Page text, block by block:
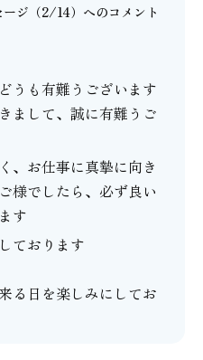
ジ（2/14） へのコメント
うも有難うございます
まして、誠に有難うご
、お仕事に真摯に向き
様でしたら、必ず良い
す
ております
る日を楽しみにしてお